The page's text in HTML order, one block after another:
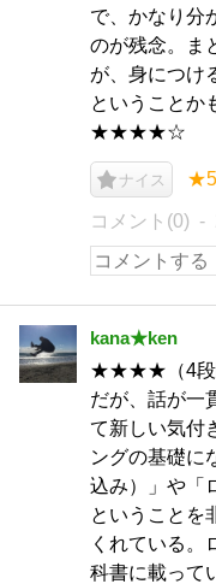
で、かなり分
のが残念。ま
が、身につけ
ということか
★★★★☆
ナイス ★5
コメント(0)
kana★ken
★★★★（4段
だが、話が一
て新しい気付
ングの基礎に
込み）」や「
ということを
くれている。
科書に載って